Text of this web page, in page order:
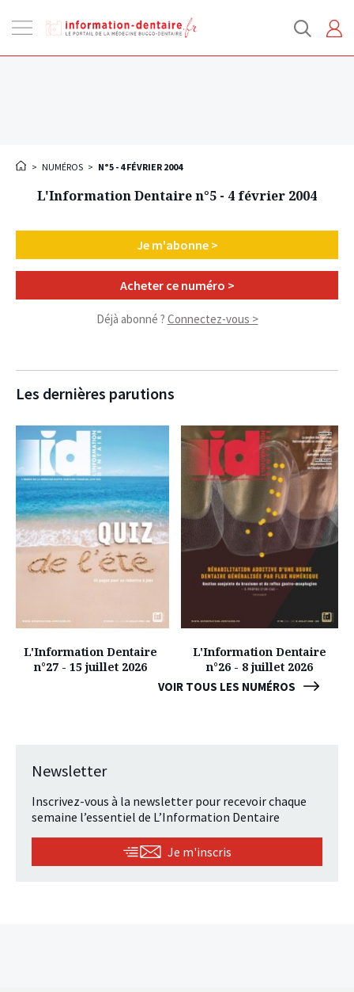
la
> NUMÉROS > N°5 - 4 FÉVRIER 2004
L'Information Dentaire n°5 - 4 février 2004
Je m'abonne >
Acheter ce numéro >
Déjà abonné ? Connectez-vous >
Les dernières parutions
VOIR TOUS LES NUMÉROS
L'Information Dentaire
n°27 - 15 juillet 2026
L'Information Dentaire
n°26 - 8 juillet 2026
Newsletter
Inscrivez-vous à la newsletter pour recevoir chaque
semaine l’essentiel de L’Information Dentaire
Je m'inscris